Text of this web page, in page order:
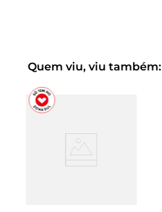
Quem viu, viu também: